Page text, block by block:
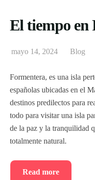
El tiempo en
mayo 14, 2024 Blog
Formentera, es una isla
españolas ubicadas en el
destinos predilectos para
todo para visitar una isla
de la paz y la tranquilidad
totalmente natural.
Read more